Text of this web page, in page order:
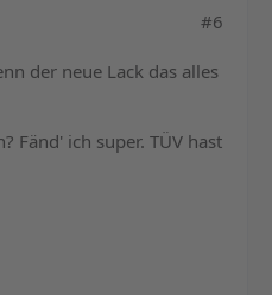
#6
der neue Lack das alles
Fänd' ich super. TÜV hast